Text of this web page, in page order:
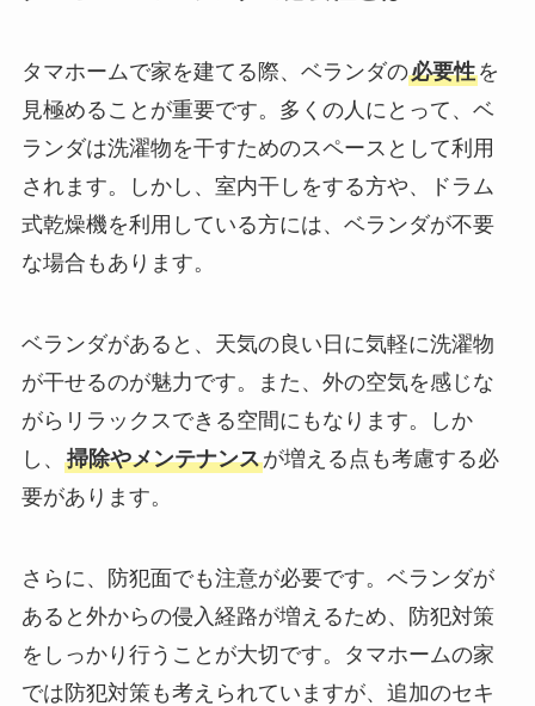
タマホームで家を建てる際、ベランダの必要性を
見極めることが重要です。多くの人にとって、ベ
ランダは洗濯物を干すためのスペースとして利用
されます。しかし、室内干しをする方や、ドラム
式乾燥機を利用している方には、ベランダが不要
な場合もあります。
ベランダがあると、天気の良い日に気軽に洗濯物
が干せるのが魅力です。また、外の空気を感じな
がらリラックスできる空間にもなります。しか
し、 掃除やメンテナンスが増える点も考慮する必
要があります。
さらに、防犯面でも注意が必要です。ベランダが
あると外からの侵入経路が増えるため、防犯対策
をしっかり行うことが大切です。タマホームの家
では防犯対策も考えられていますが、追加のセキ